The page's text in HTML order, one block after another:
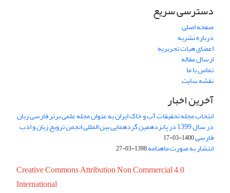
دسترسی سریع
صفحه اصلی
درباره نشریه
اعضای هیات تحریریه
ارسال مقاله
تماس با ما
نقشه سایت
آخرین اخبار
انتخاب مجله تحقیقات آب و خاک ایران به عنوان مجله علمی برتر فارسی زبان
در سال 1399 در پانزدهمین گردهمایی بین المللی انجمن ترویج زبان و ادب
فارسی1400-03-17
انتشار به صورت ماهنامه1398-03-27
Creative Commons Attribution Non Commercial 4.0
International